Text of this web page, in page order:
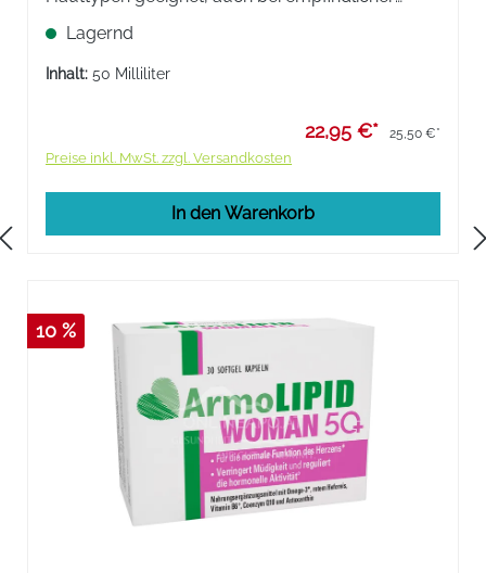
Haut. Formel ohne Duftstoffe. Unsichtbares Finish
auf der Haut.
Lagernd
Inhalt: 50 Milliliter
22,95 €* 25,50 €*
Preise inkl. MwSt. zzgl. Versandkosten
In den Warenkorb
10 %